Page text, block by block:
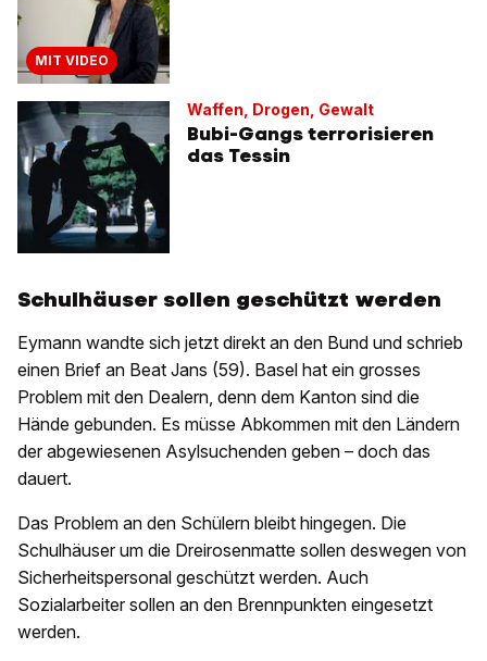
MIT VIDEO
Waffen, Drogen, Gewalt
Bubi-Gangs terrorisieren
das Tessin
Schulhäuser sollen geschützt werden
Eymann wandte sich jetzt direkt an den Bund und schrieb
einen Brief an Beat Jans (59). Basel hat ein grosses
Problem mit den Dealern, denn dem Kanton sind die
Hände gebunden. Es müsse Abkommen mit den Ländern
der abgewiesenen Asylsuchenden geben – doch das
dauert.
Das Problem an den Schülern bleibt hingegen. Die
Schulhäuser um die Dreirosenmatte sollen deswegen von
Sicherheitspersonal geschützt werden. Auch
Sozialarbeiter sollen an den Brennpunkten eingesetzt
werden.